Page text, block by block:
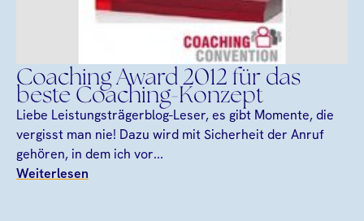
Coaching Award 2012 für das
beste Coaching-Konzept
Liebe Leistungsträgerblog-Leser, es gibt Momente, die
vergisst man nie! Dazu wird mit Sicherheit der Anruf
gehören, in dem ich vor...
Weiterlesen